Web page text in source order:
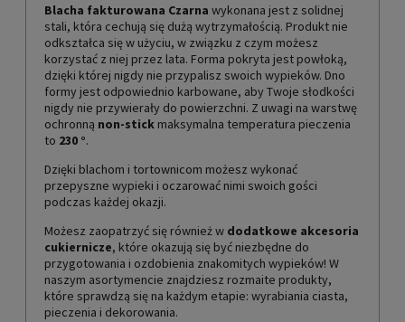
Blacha fakturowana Czarna wykonana jest z solidnej
stali, która cechują się dużą wytrzymałością. Produkt nie
odkształca się w użyciu, w związku z czym możesz
korzystać z niej przez lata. Forma pokryta jest powłoką,
dzięki której nigdy nie przypalisz swoich wypieków. Dno
formy jest odpowiednio karbowane, aby Twoje słodkości
nigdy nie przywierały do powierzchni. Z uwagi na warstwę
ochronną non-stick maksymalna temperatura pieczenia
to 230 °.
Dzięki blachom i tortownicom możesz wykonać
przepyszne wypieki i oczarować nimi swoich gości
podczas każdej okazji.
Możesz zaopatrzyć się również w dodatkowe akcesoria
cukiernicze, które okazują się być niezbędne do
przygotowania i ozdobienia znakomitych wypieków! W
naszym asortymencie znajdziesz rozmaite produkty,
które sprawdzą się na każdym etapie: wyrabiania ciasta,
pieczenia i dekorowania.